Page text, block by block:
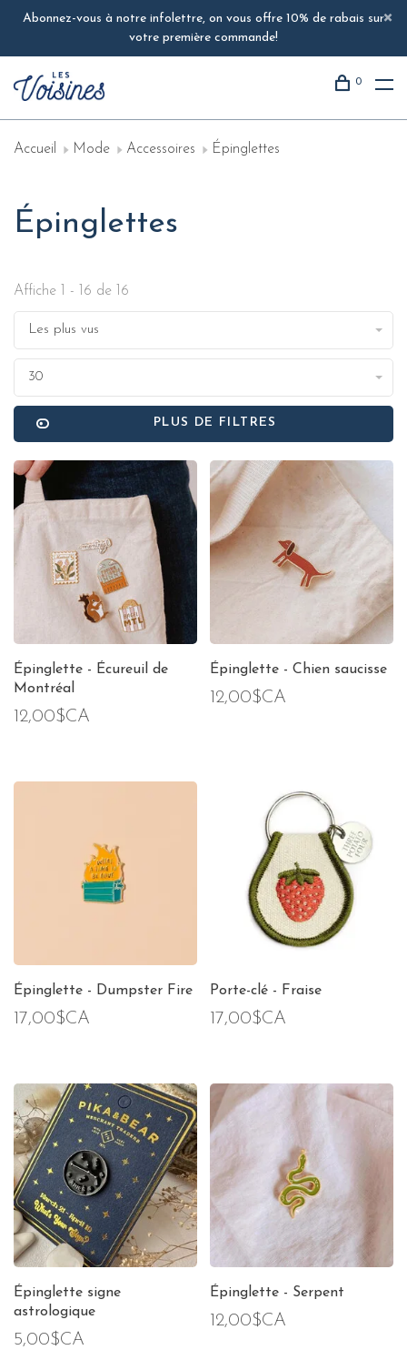
Abonnez-vous à notre infolettre, on vous offre 10% de rabais sur
votre première commande!
0
Accueil Mode Accessoires Épinglettes
Épinglettes
Affiche 1 - 16 de 16
Les plus vus
30
PLUS DE FILTRES
Épinglette - Écureuil de
Montréal
12,00$CA
Épinglette - Chien saucisse
12,00$CA
Épinglette - Dumpster Fire
17,00$CA
Porte-clé - Fraise
17,00$CA
Épinglette signe
astrologique
5,00$CA
Épinglette - Serpent
12,00$CA